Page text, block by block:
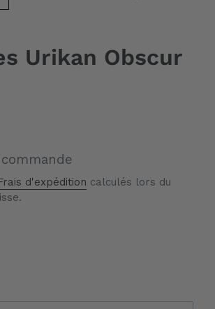
Urikan Obscur
d'expédition calculés lors du